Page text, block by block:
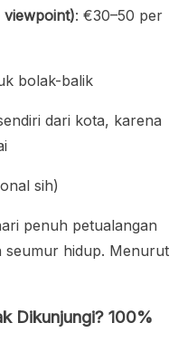
viewpoint): €30–50 per
bolak-balik
dari kota, karena
sih)
penuh petualangan
seumur hidup. Menurut
Dikunjungi? 100%